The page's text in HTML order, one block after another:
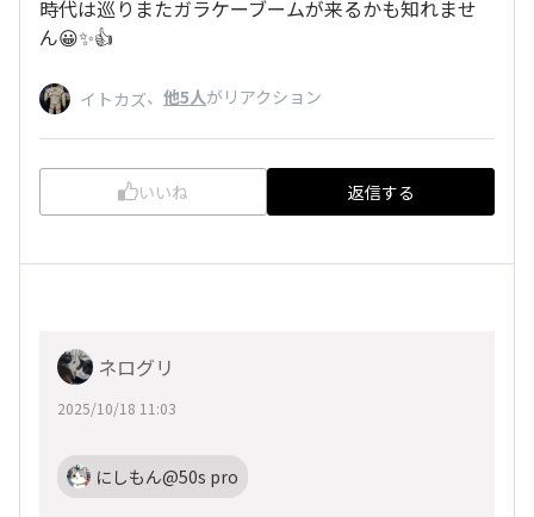
時代は巡りまたガラケーブームが来るかも知れませ
ん😀✨👍
イトカズ、 他5人がリアクション
いいね 返信する
ネログリ
2025/10/18 11:03
にしもん@50s pro